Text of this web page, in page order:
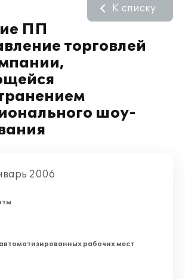
ПП
торговлей
шоу-
К списку
2006
рабочих мест